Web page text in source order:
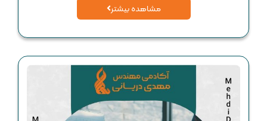
مشاهده بیشتر